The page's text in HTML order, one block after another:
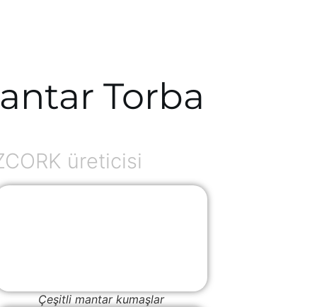
Torba
üreticisi
Çeşitli mantar kumaşlar